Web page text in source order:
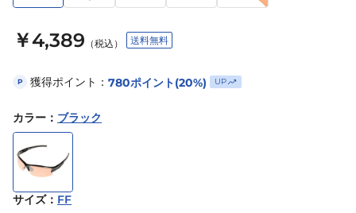
￥4,389 （税込） 送料無料
P 獲得ポイント： 780ポイント(20%) UP
カラー ： ブラック
サイズ： FF